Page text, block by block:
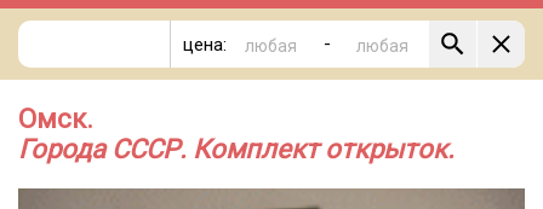
цена: -
Омск.
Города СССР. Комплект открыток.